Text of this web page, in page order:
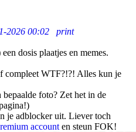
2026 00:02
print
dosis plaatjes en memes.
compleet WTF?!?! Alles kun je
foto? Zet het in de
je adblocker uit. Liever toch
account en steun FOK!